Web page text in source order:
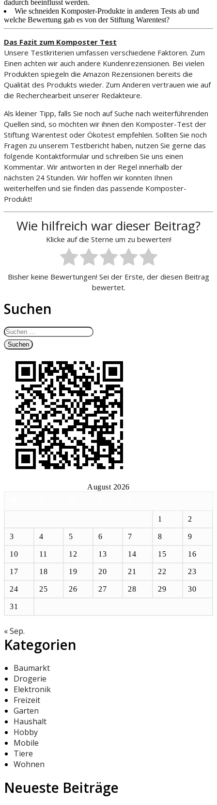
dadurch beeinflusst werden.
Wie schneiden Komposter-Produkte in anderen Tests ab und
welche Bewertung gab es von der Stiftung Warentest?
Das Fazit zum Komposter Test
Unsere Testkriterien umfassen verschiedene Faktoren. Zum
Einen achten wir auch andere Kundenrezensionen. Bei vielen
Produkten spiegeln die Amazon Rezensionen bereits die
Qualität des Produkts wieder. Zum Anderen vertrauen wie auf
die Recherchearbeit unserer Redakteure.
Als kleiner Tipp, falls Sie noch auf Suche nach weiterführenden
Quellen sind, so möchten wir ihnen den Komposter-Test der
Stiftung Warentest oder Ökotest empfehlen. Sollten Sie noch
Fragen zu unserem Testbericht haben, nutzen Sie gerne das
folgende Kontaktformular und schreiben Sie uns einen
Kommentar. Wir antworten in der Regel innerhalb der
nächsten 24 Stunden. Wir hoffen wir konnten Ihnen
weiterhelfen und sie finden das passende Komposter-
Produkt!
Wie hilfreich war dieser Beitrag?
Klicke auf die Sterne um zu bewerten!
Bisher keine Bewertungen! Sei der Erste, der diesen Beitrag
bewertet.
Suchen
Suchen
nach:
August 2026
1 2
3 4 5 6 7 8 9
10 11 12 13 14 15 16
17 18 19 20 21 22 23
24 25 26 27 28 29 30
31
« Sep.
Kategorien
Baumarkt
Drogerie
Elektronik
Freizeit
Garten
Haushalt
Hobby
Mobile
Tiere
Wohnen
Neueste Beiträge